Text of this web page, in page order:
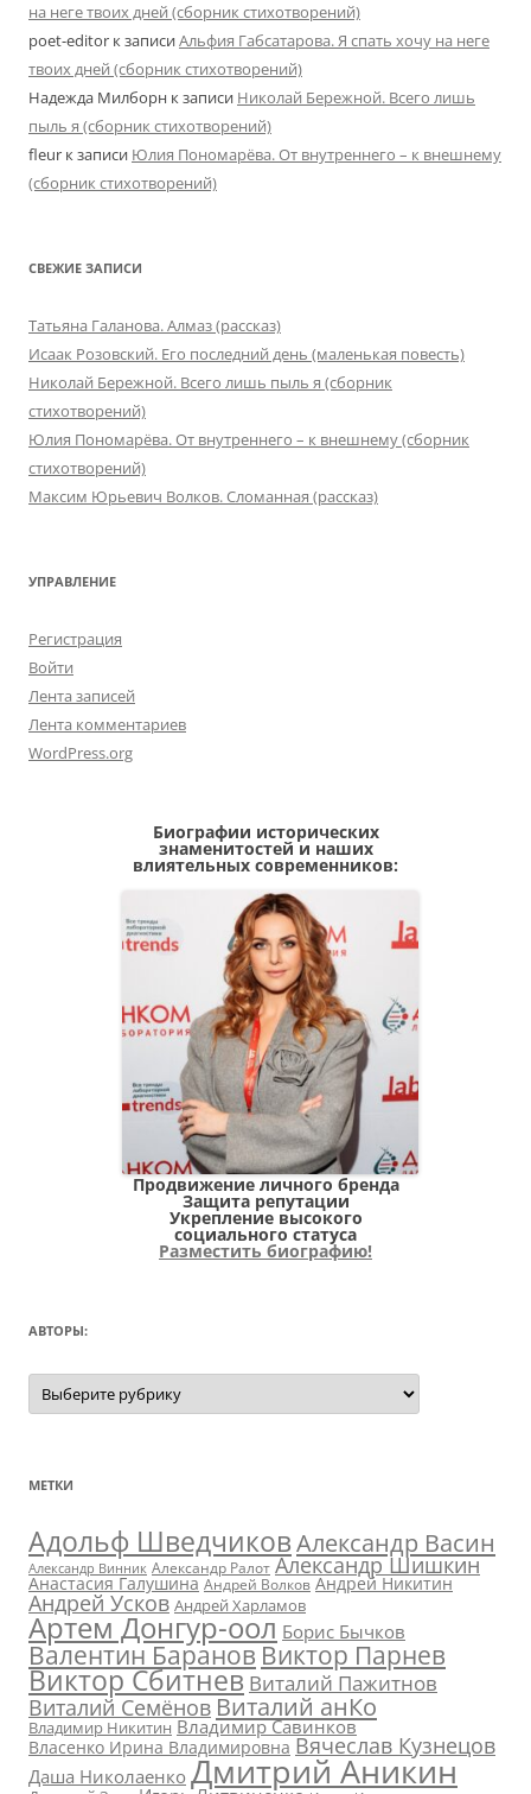
на неге твоих дней (сборник стихотворений)
poet-editor к записиАльфия Габсатарова. Я спать хочу на неге
твоих дней (сборник стихотворений)
Надежда Милборн к записи Николай Бережной. Всего лишь
пыль я (сборник стихотворений)
fleur к записи Юлия Пономарёва. От внутреннего – к внешнему
(сборник стихотворений)
СВЕЖИЕ ЗАПИСИ
Татьяна Галанова. Алмаз (рассказ)
Исаак Розовский. Его последний день (маленькая повесть)
Николай Бережной. Всего лишь пыль я (сборник
стихотворений)
Юлия Пономарёва. От внутреннего – к внешнему (сборник
стихотворений)
Максим Юрьевич Волков. Сломанная (рассказ)
УПРАВЛЕНИЕ
Регистрация
Войти
Лента записей
Лента комментариев
WordPress.org
Биографии исторических
знаменитостей и наших
влиятельных современников:
Продвижение личного бренда
Защита репутации
Укрепление высокого
социального статуса
Разместить биографию!
АВТОРЫ:
Авторы:
МЕТКИ
Адольф ШведчиковАлександр Васин
Александр Винник Александр Ралот Александр Шишкин
Анастасия Галушина Андрей Волков Андрей Никитин
Андрей Усков Андрей Харламов
Артем Донгур-оол Борис Бычков
Валентин БарановВиктор Парнев
Виктор Сбитнев Виталий Пажитнов
Виталий СемёновВиталий анКо
Владимир Никитин Владимир Савинков
Власенко Ирина Владимировна Вячеслав Кузнецов
Даша Николаенко Дмитрий Аникин